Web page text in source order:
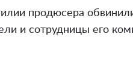
продюсера
и сотрудницы его